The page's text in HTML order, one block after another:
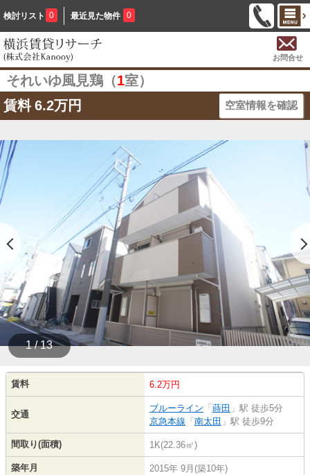
検討リスト 0 最近見た物件 0
お問合せ
それいゆ風見鶏（1室）
賃料 6.2万円 空室情報を確認
1 / 13
賃料 6.2万円
交通
ブルーライン 「 蒔田 」駅 徒歩5分
京急本線 「 南太田 」駅 徒歩9分
間取り(面積) 1K(22.36㎡)
築年月 2015年 9月(築10年)